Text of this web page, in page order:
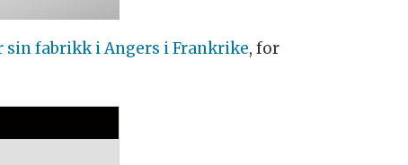
fabrikk i Angers i Frankrike, for